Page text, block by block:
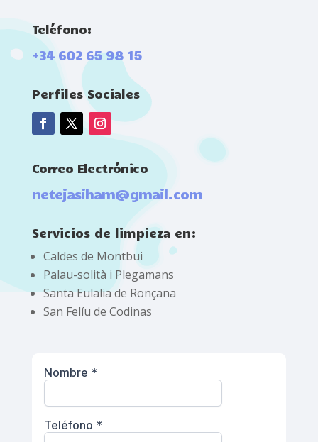
Teléfono:
+34 602 65 98 15
Perfiles Sociales
Correo Electrónico
netejasiham@gmail.com
Servicios de limpieza en:
Caldes de Montbui
Palau-solità i Plegamans
Santa Eulalia de Ronçana
San Felíu de Codinas